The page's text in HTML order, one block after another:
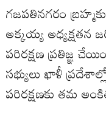
గజపతినగరం
అక్కయ్య అధ్యక్షతన
పరిరక్షణ ప్రతిజ్ఞ
సభ్యులు ఖాళీ
పరిరక్షణకు తమ